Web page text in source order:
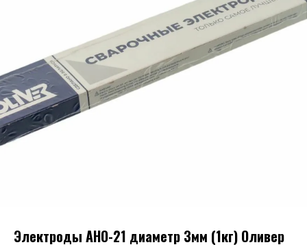
Электроды АНО-21 диаметр 3мм (1кг) Оливер